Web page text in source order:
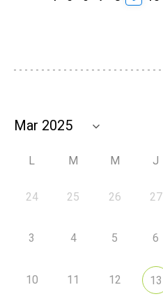
L M M J
24 25 26 27
3 4 5 6
10 11 12 13